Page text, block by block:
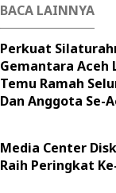
BACA LAINNYA
Perkuat
Gemantara Aceh
Temu Ramah
Dan Anggota Se-
Media Center
Raih Peringkat